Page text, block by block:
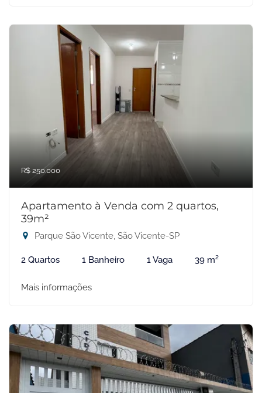
R$ 250.000
Apartamento à Venda com 2 quartos,
39m²
Parque São Vicente, São Vicente-SP
2 Quartos 1 Banheiro 1 Vaga 39 m²
Mais informações